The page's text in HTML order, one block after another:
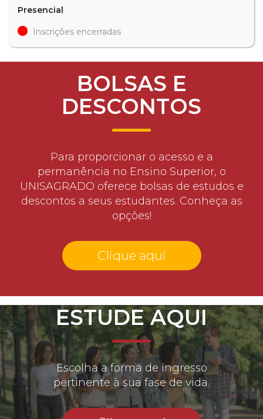
Presencial
Inscrições encerradas
BOLSAS E
DESCONTOS
Para proporcionar o acesso e a
permanência no Ensino Superior, o
UNISAGRADO oferece bolsas de estudos e
descontos a seus estudantes. Conheça as
opções!
Clique aqui
ESTUDE AQUI
Escolha a forma de ingresso
pertinente à sua fase de vida.